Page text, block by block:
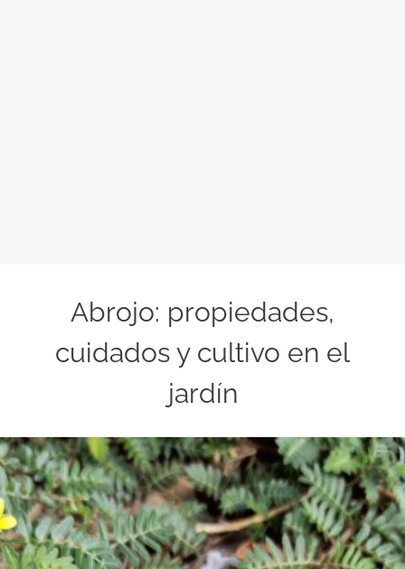
Abrojo: propiedades,
cuidados y cultivo en el
jardín